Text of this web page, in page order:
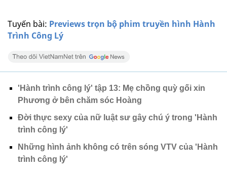
Tuyến bài: Previews trọn bộ phim truyền hình Hành
Trình Công Lý
'Hành trình công lý' tập 13: Mẹ chồng quỳ gối xin
Phương ở bên chăm sóc Hoàng
Đời thực sexy của nữ luật sư gây chú ý trong 'Hành
trình công lý'
Những hình ảnh không có trên sóng VTV của 'Hành
trình công lý'